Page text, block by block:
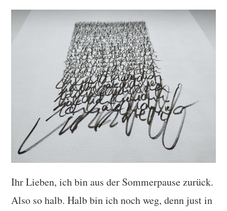
INTERVIEWS
FREEBOOKS &
TUTORIALS
WORKSHOPS
PAPIERLIEBE AM
MONTAG
DATENSCHUTZ
Ihr Lieben, ich bin aus der Sommerpause zurück.
Also so halb. Halb bin ich noch weg, denn just in